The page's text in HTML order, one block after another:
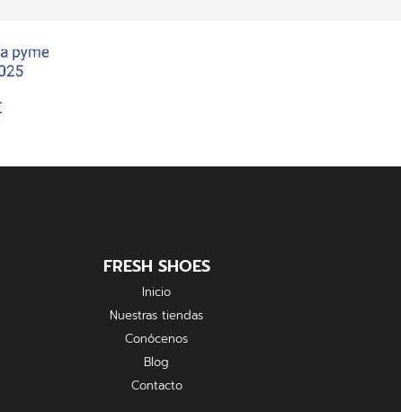
FRESH SHOES
Inicio
Nuestras tiendas
Conócenos
Blog
Contacto